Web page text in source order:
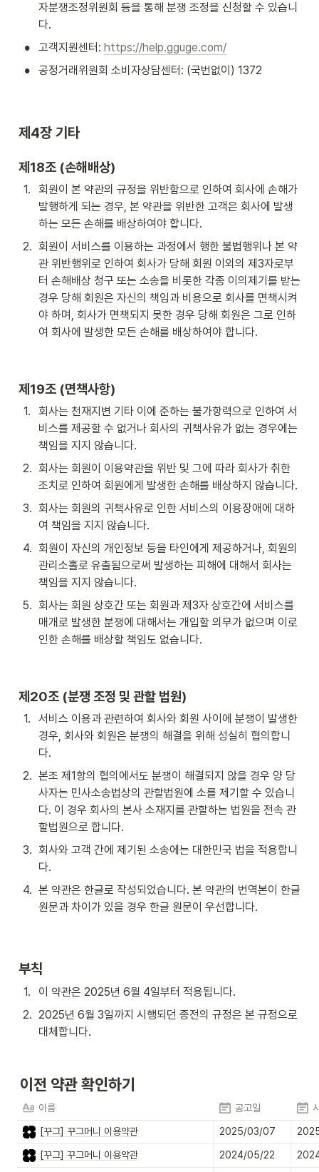
자분쟁조정위원회 등을 통해 분쟁 조정을 신청할 수 있습니
다.
• 고객지원센터: https://help.gguge.com/
• 공정거래위원회 소비자상담센터: (국번없이) 1372
제4장 기타
제18조 (손해배상)
1.
회원이 본 약관의 규정을 위반함으로 인하여 회사에 손해가
발행하게 되는 경우, 본 약관을 위반한 고객은 회사에 발생
하는 모든 손해를 배상하여야 합니다.
2. 회원이 서비스를 이용하는 과정에서 행한 불법행위나 본 약
관 위반행위로 인하여 회사가 당해 회원 이외의 제3자로부
터 손해배상 청구 또는 소송을 비롯한 각종 이의제기를 받는
경우 당해 회원은 자신의 책임과 비용으로 회사를 면책시켜
야 하며, 회사가 면책되지 못한 경우 당해 회원은 그로 인하
여 회사에 발생한 모든 손해를 배상하여야 합니다.
제19조 (면책사항)
1.
회사는 천재지변 기타 이에 준하는 불가항력으로 인하여 서
비스를 제공할 수 없거나 회사의 귀책사유가 없는 경우에는
책임을 지지 않습니다.
2. 회사는 회원이 이용약관을 위반 및 그에 따라 회사가 취한
조치로 인하여 회원에게 발생한 손해를 배상하지 않습니다.
3. 회사는 회원의 귀책사유로 인한 서비스의 이용장애에 대하
여 책임을 지지 않습니다.
4. 회원이 자신의 개인정보 등을 타인에게 제공하거나, 회원의
관리소홀로 유출됨으로써 발생하는 피해에 대해서 회사는
책임을 지지 않습니다.
5. 회사는 회원 상호간 또는 회원과 제3자 상호간에 서비스를
매개로 발생한 분쟁에 대해서는 개입할 의무가 없으며 이로
인한 손해를 배상할 책임도 없습니다.
제20조 (분쟁 조정 및 관할 법원)
1.
서비스 이용과 관련하여 회사와 회원 사이에 분쟁이 발생한
경우, 회사와 회원은 분쟁의 해결을 위해 성실히 협의합니
다.
2. 본조 제1항의 협의에서도 분쟁이 해결되지 않을 경우 양 당
사자는 민사소송법상의 관할법원에 소를 제기할 수 있습니
다. 이 경우 회사의 본사 소재지를 관할하는 법원을 전속 관
할법원으로 합니다.
3. 회사와 고객 간에 제기된 소송에는 대한민국 법을 적용합니
다.
4. 본 약관은 한글로 작성되었습니다. 본 약관의 번역본이 한글
원문과 차이가 있을 경우 한글 원문이 우선합니다.
부칙
1.
이 약관은 2025년 6월 4일부터 적용됩니다.
2. 2025년 6월 3일까지 시행되던 종전의 규정은 본 규정으로
대체합니다.
이전 약관 확인하기
이름 공고일
[꾸그] 꾸그머니 이용약관 2025/03/07
[꾸그] 꾸그머니 이용약관 2024/05/22